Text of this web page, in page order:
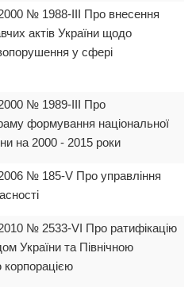
№ 1988-III Про внесення
актів України щодо
у сфері
№ 1989-III Про
формування національної
на 2000 - 2015 роки
№ 185-V Про управління
№ 2533-VI Про ратифікацію
України та Північною
корпорацією